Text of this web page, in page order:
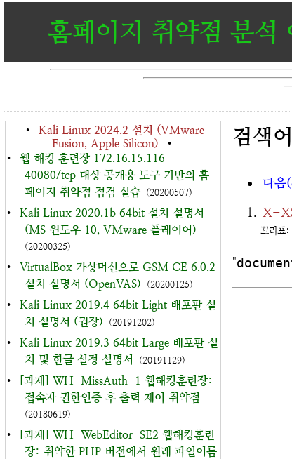
홈페이지 취약점 분석
•
Kali Linux 2024.2 설치 (VMware
Fusion, Apple Silicon)
•
•
웹 해킹 훈련장 172.16.15.116
40080/tcp 대상 공개용 도구 기반의 홈
페이지 취약점 점검 실습 (20200507)
•
Kali Linux 2020.1b 64bit 설치 설명서
(MS 윈도우 10, VMware 플레이어)
(20200325)
•
VirtualBox 가상머신으로 GSM CE 6.0.2
설치 설명서 (OpenVAS)
(20200125)
•
Kali Linux 2019.4 64bit Light 배포판 설
치 설명서 (권장)
(20191202)
•
Kali Linux 2019.3 64bit Large 배포판 설
치 및 한글 설정 설명서
(20191129)
•
[과제] WH-MissAuth-1 웹해킹훈련장:
접속자 권한인증 후 출력 제어 취약점
(20180619)
•
[과제] WH-WebEditor-SE2 웹해킹훈련
장: 취약한 PHP 버전에서 원래 파일이름
검색
다음
X-
꼬리표:
"